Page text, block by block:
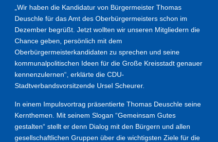
„Wir haben die Kandidatur von Bürgermeister Thomas
Deuschle für das Amt des Oberbürgermeisters schon im
Dezember begrüßt. Jetzt wollten wir unseren Mitgliedern die
Chance geben, persönlich mit dem
Oberbürgermeisterkandidaten zu sprechen und seine
kommunalpolitischen Ideen für die Große Kreisstadt genauer
kennenzulernen“, erklärte die CDU-
Stadtverbandsvorsitzende Ursel Scheurer.
In einem Impulsvortrag präsentierte Thomas Deuschle seine
Kernthemen. Mit seinem Slogan “Gemeinsam Gutes
gestalten“ stellt er denn Dialog mit den Bürgern und allen
gesellschaftlichen Gruppen über die wichtigsten Ziele für die